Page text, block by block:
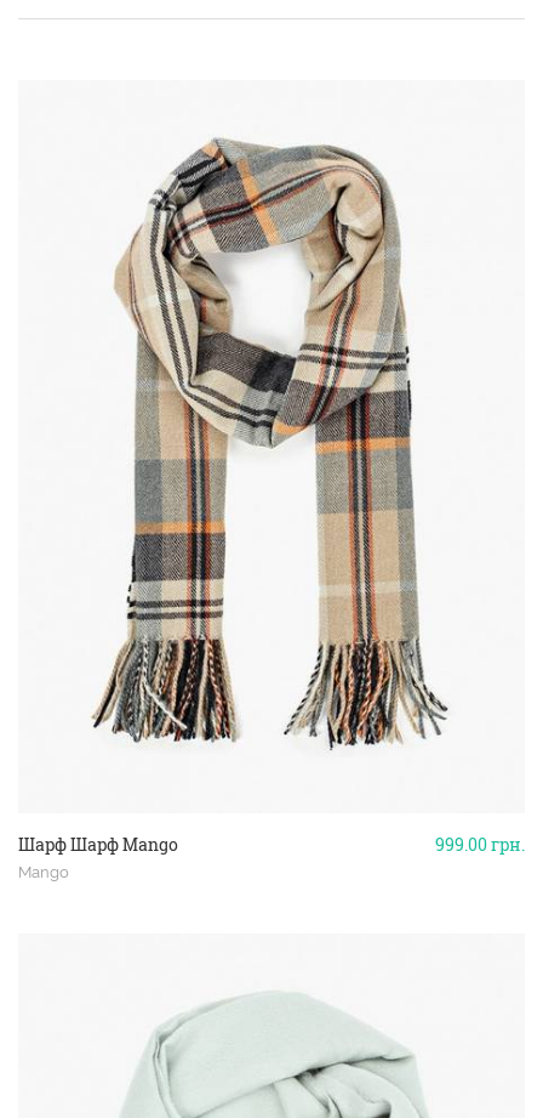
999.00грн.
Шарф Шарф Mango
Mango